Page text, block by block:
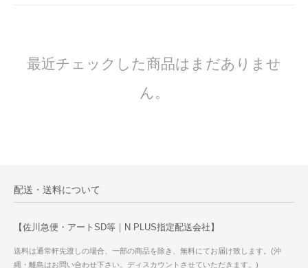
最近チェックした商品はまだありませ
ん。
配送・送料について
【佐川急便・アートSD等｜N PLUS指定配送会社】
送料は通常軒先渡しの場合、一部の商品を除き、無料にてお届け致します。(沖
縄・離島はお問い合わせ下さい。ディスカウントさせていただきます。)